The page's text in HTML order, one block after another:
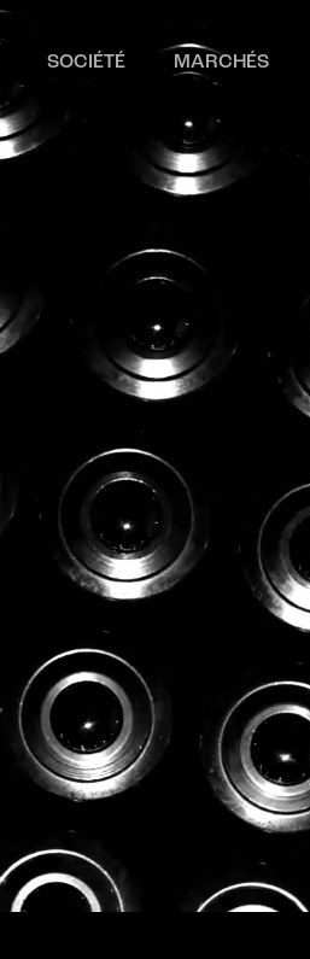
SOCIÉTÉ MARCHÉS